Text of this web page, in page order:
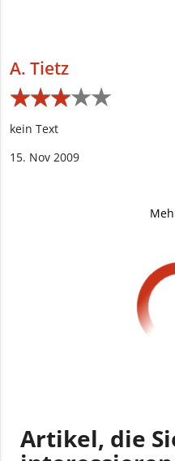
A. Tietz
★★★★★
★★★★★
kein Text
15. Nov 2009
Artikel, die